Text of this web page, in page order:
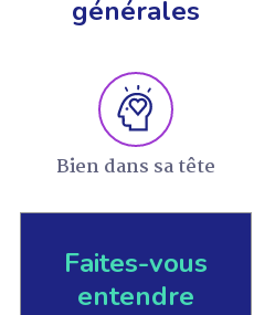
générales
Bien dans sa tête
Faites-vous
entendre